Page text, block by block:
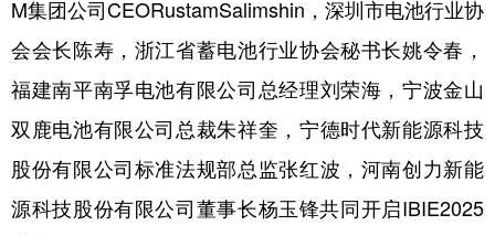
M集团公司CEORustamSalimshin，深圳市电池行业协
会会长陈寿，浙江省蓄电池行业协会秘书长姚令春，
福建南平南孚电池有限公司总经理刘荣海，宁波金山
双鹿电池有限公司总裁朱祥奎，宁德时代新能源科技
股份有限公司标准法规部总监张红波，河南创力新能
源科技股份有限公司董事长杨玉锋共同开启IBIE2025